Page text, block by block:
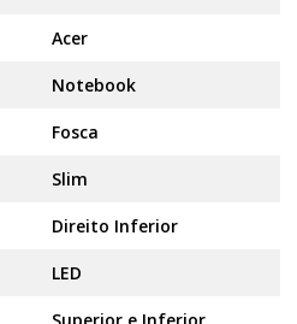
Acer
Notebook
Fosca
Slim
Direito Inferior
LED